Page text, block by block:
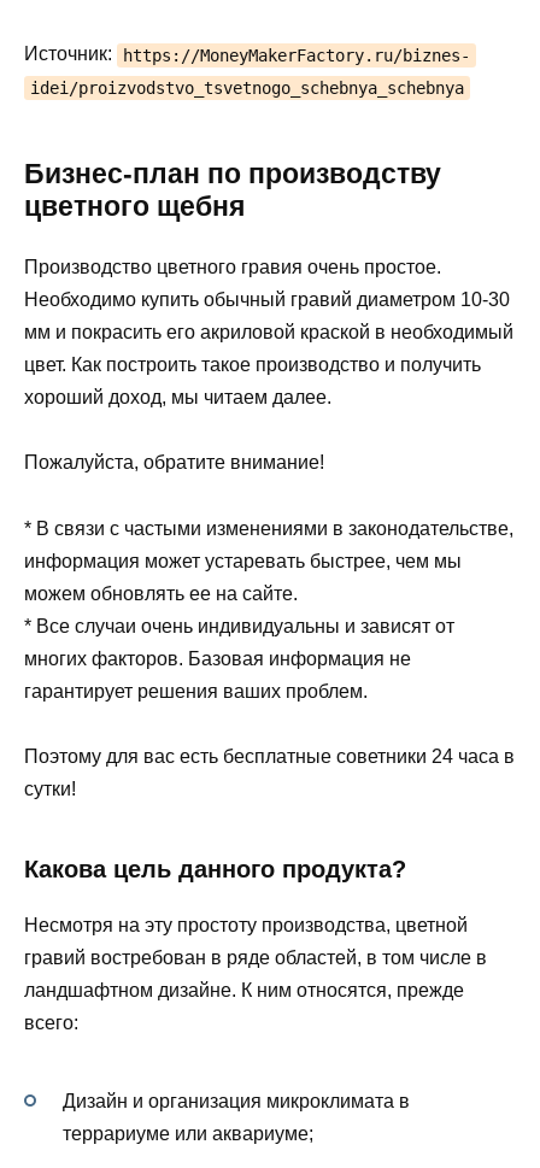
Источник:
https://MoneyMakerFactory.ru/biznes-
idei/proizvodstvo_tsvetnogo_schebnya_schebnya
Бизнес-план по производству
цветного щебня
Производство цветного гравия очень простое.
Необходимо купить обычный гравий диаметром 10-30
мм и покрасить его акриловой краской в необходимый
цвет. Как построить такое производство и получить
хороший доход, мы читаем далее.
Пожалуйста, обратите внимание!
* В связи с частыми изменениями в законодательстве,
информация может устаревать быстрее, чем мы
можем обновлять ее на сайте.
* Все случаи очень индивидуальны и зависят от
многих факторов. Базовая информация не
гарантирует решения ваших проблем.
Поэтому для вас есть бесплатные советники 24 часа в
сутки!
Какова цель данного продукта?
Несмотря на эту простоту производства, цветной
гравий востребован в ряде областей, в том числе в
ландшафтном дизайне. К ним относятся, прежде
всего:
Дизайн и организация микроклимата в
террариуме или аквариуме;